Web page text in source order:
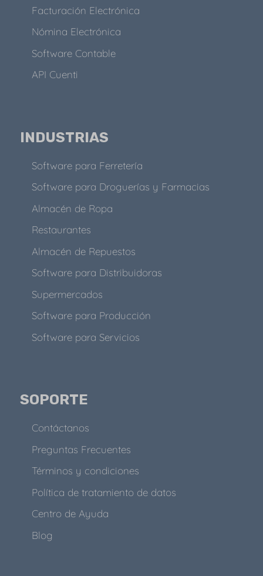
Facturación Electrónica
Nómina Electrónica
Software Contable
API Cuenti
INDUSTRIAS
Software para Ferretería
Software para Droguerías y Farmacias
Almacén de Ropa
Restaurantes
Almacén de Repuestos
Software para Distribuidoras
Supermercados
Software para Producción
Software para Servicios
SOPORTE
Contáctanos
Preguntas Frecuentes
Términos y condiciones
Política de tratamiento de datos
Centro de Ayuda
Blog